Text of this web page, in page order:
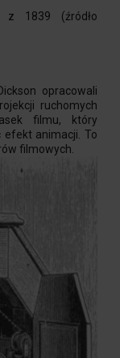
z 1839 (źródło
opracowali
ruchomych
filmu, który
efekt animacji. To
filmowych.